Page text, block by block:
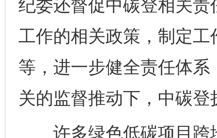
纪委还督促中碳登相关
工作的相关政策，制定
等，进一步健全责任体
关的监督推动下，中碳
许多绿色低碳项目跨